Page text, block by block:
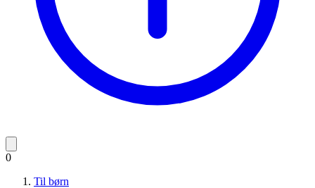
0
Til børn